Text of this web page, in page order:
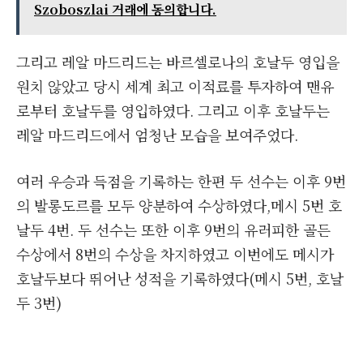
Szoboszlai 거래에 동의합니다.
그리고 레알 마드리드는 바르셀로나의 호날두 영입을
원치 않았고 당시 세계 최고 이적료를 투자하여 맨유
로부터 호날두를 영입하였다. 그리고 이후 호날두는
레알 마드리드에서 엄청난 모습을 보여주었다.
여러 우승과 득점을 기록하는 한편 두 선수는 이후 9번
의 발롱도르를 모두 양분하여 수상하였다,메시 5번 호
날두 4번. 두 선수는 또한 이후 9번의 유러피한 골든
수상에서 8번의 수상을 차지하였고 이번에도 메시가
호날두보다 뛰어난 성적을 기록하였다(메시 5번, 호날
두 3번)